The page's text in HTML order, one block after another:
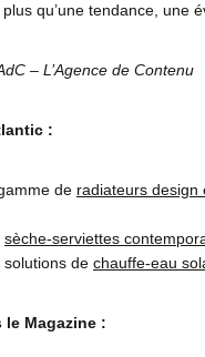
qu’une tendance, une
– L’Agence de Contenu
:
de radiateurs design
sèche-serviettes
solutions de chauffe-eau
le Magazine :